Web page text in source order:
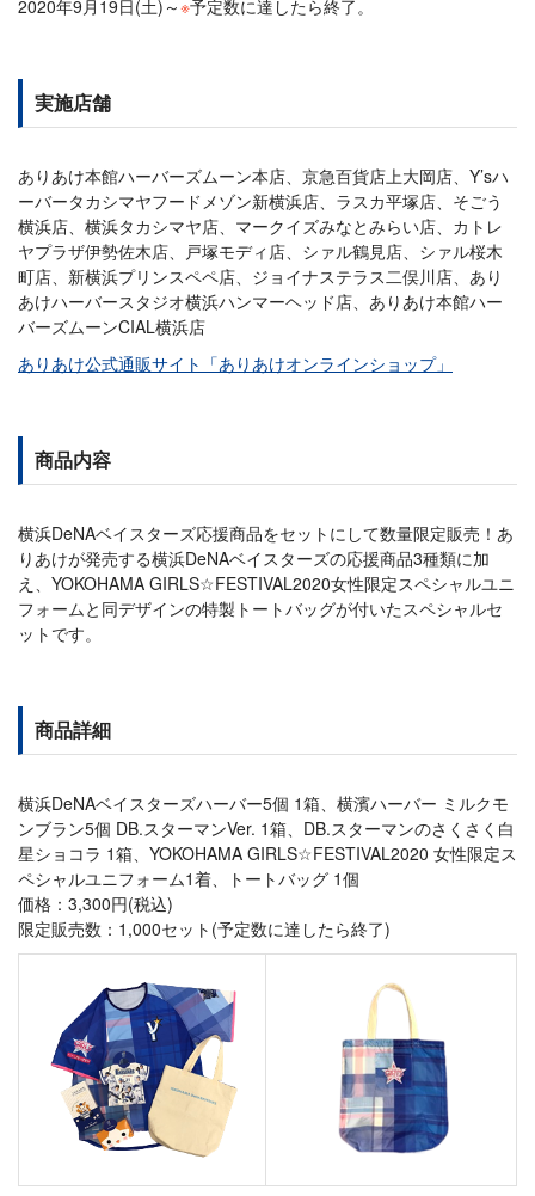
2020年9月19日(土)～※予定数に達したら終了。
実施店舗
ありあけ本館ハーバーズムーン本店、京急百貨店上大岡店、Y’sハ
ーバータカシマヤフードメゾン新横浜店、ラスカ平塚店、そごう
横浜店、横浜タカシマヤ店、マークイズみなとみらい店、カトレ
ヤプラザ伊勢佐木店、戸塚モディ店、シァル鶴見店、シァル桜木
町店、新横浜プリンスペペ店、ジョイナステラス二俣川店、あり
あけハーバースタジオ横浜ハンマーヘッド店、ありあけ本館ハー
バーズムーンCIAL横浜店
ありあけ公式通販サイト「ありあけオンラインショップ」
商品内容
横浜DeNAベイスターズ応援商品をセットにして数量限定販売！あ
りあけが発売する横浜DeNAベイスターズの応援商品3種類に加
え、YOKOHAMA GIRLS☆FESTIVAL2020女性限定スペシャルユニ
フォームと同デザインの特製トートバッグが付いたスペシャルセ
ットです。
商品詳細
横浜DeNAベイスターズハーバー5個 1箱、横濱ハーバー ミルクモ
ンブラン5個 DB.スターマンVer. 1箱、DB.スターマンのさくさく白
星ショコラ 1箱、YOKOHAMA GIRLS☆FESTIVAL2020 女性限定ス
ペシャルユニフォーム1着、トートバッグ 1個
価格：3,300円(税込)
限定販売数：1,000セット(予定数に達したら終了)